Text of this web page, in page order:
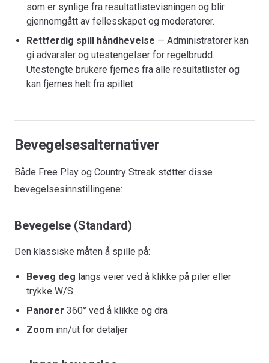
som er synlige fra resultatlistevisningen og blir
gjennomgått av fellesskapet og moderatorer.
Rettferdig spill håndhevelse — Administratorer kan
gi advarsler og utestengelser for regelbrudd.
Utestengte brukere fjernes fra alle resultatlister og
kan fjernes helt fra spillet.
Bevegelsesalternativer
Både Free Play og Country Streak støtter disse
bevegelsesinnstillingene:
Bevegelse (Standard)
Den klassiske måten å spille på:
Beveg deg langs veier ved å klikke på piler eller
trykke W/S
Panorer 360° ved å klikke og dra
Zoom inn/ut for detaljer